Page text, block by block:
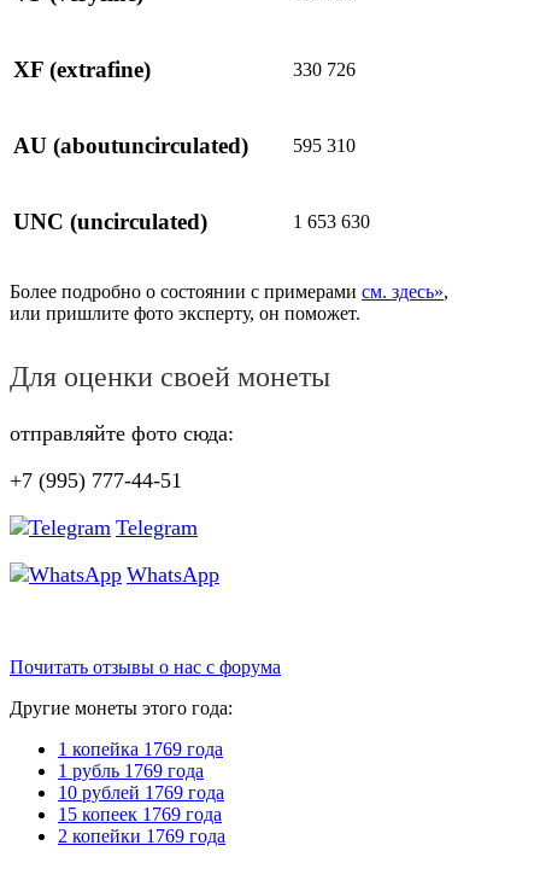
XF (extrafine) 330 726
AU (aboutuncirculated) 595 310
UNC (uncirculated) 1 653 630
Более подробно о состоянии с примерами см. здесь»,
или пришлите фото эксперту, он поможет.
Для оценки своей монеты
отправляйте фото сюда:
+7 (995) 777-44-51
Telegram
WhatsApp
Почитать отзывы о нас с форума
Другие монеты этого года:
1 копейка 1769 года
1 рубль 1769 года
10 рублей 1769 года
15 копеек 1769 года
2 копейки 1769 года